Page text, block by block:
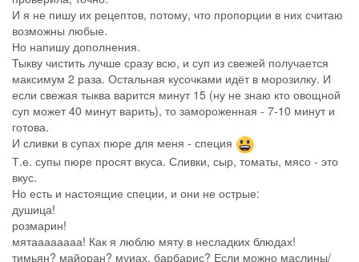
И я не пишу их рецептов, потому, что пропорции в них считаю
возможны любые.
Но напишу дополнения.
Тыкву чистить лучше сразу всю, и суп из свежей получается
максимум 2 раза. Остальная кусочками идёт в морозилку. И
если свежая тыква варится минут 15 (ну не знаю кто овощной
суп может 40 минут варить), то замороженная - 7-10 минут и
готова.
И сливки в супах пюре для меня - специя
Т.е. супы пюре просят вкуса. Сливки, сыр, томаты, мясо - это
вкус.
Но есть и настоящие специи, и они не острые:
душица!
розмарин!
мятаааааааа! Как я люблю мяту в несладких блюдах!
тимьян? майоран? муиах, барбарис? Если можно маслины/